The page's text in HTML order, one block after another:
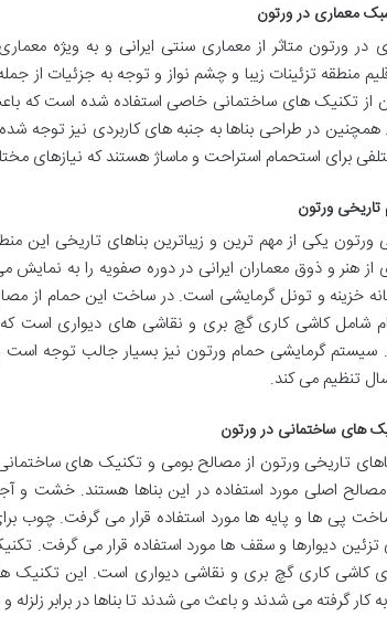
معماری در ورتون
ورتون متاثر از معماری سنتی ایرانی و به ویژه
منطقه تزئینات زیبا و چشم نواز و توجه به جزئیات
از تکنیک های ساختمانی خاصی استفاده شده است که باعث
همچنین در طراحی بناها به جنبه های کاربردی نیز توجه
برای استحمام استراحت و ماساژ هستند که نیازهای
ورتون
ورتون یکی از مهم ترین و زیباترین بناهای تاریخی
از هنر و ذوق معماران ایرانی در دوره صفویه را به
خزینه و تونل گرمایشی است. در ساخت این حمام از
شامل کاشی کاری گچ بری و نقاشی های دیواری است که
سیستم گرمایشی حمام ورتون نیز بسیار جالب توجه است
تنظیم می کند.
های ساختمانی در ورتون
تاریخی ورتون از مصالح بومی و تکنیک های
اصلی مورد استفاده در این بناها هستند. خشت و
پی ها و پایه ها مورد استفاده قرار می گرفت. چوب
دیوارها و سقف ها مورد استفاده قرار می گرفت.
کاشی کاری گچ بری و نقاشی دیواری است. این تکنیک ها
کار گرفته می شدند و باعث می شدند تا بناها در برابر زلزله